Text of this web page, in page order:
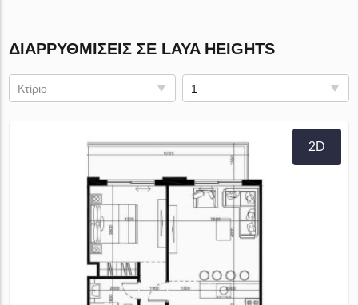
ΔΙΑΡΡΥΘΜΊΣΕΙΣ ΣΕ LAYA HEIGHTS
Κτίριο 1
2D